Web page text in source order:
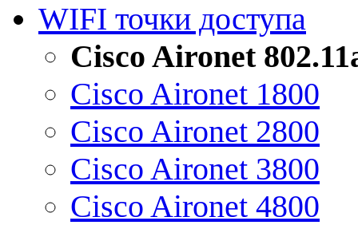
WIFI точки доступа
Cisco Aironet
Cisco Aironet 1800
Cisco Aironet 2800
Cisco Aironet 3800
Cisco Aironet 4800